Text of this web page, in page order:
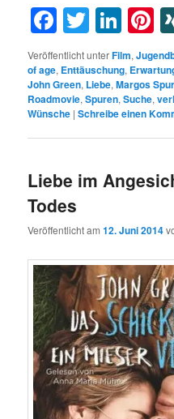
Facebook
Twitter
Veröffentlicht unterFilm,
of age, Enttäuschung,
John Green, Liebe,Margos
Roadmovie,Spuren,Suche,
Wünsche |Schreibe einen
Liebe im
Todes
Veröffentlicht am12. Juni 2014